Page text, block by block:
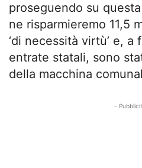
proseguendo su
ne risparmieremo 11,5
‘di necessità virtù’ e,
entrate statali, sono
della macchina
-